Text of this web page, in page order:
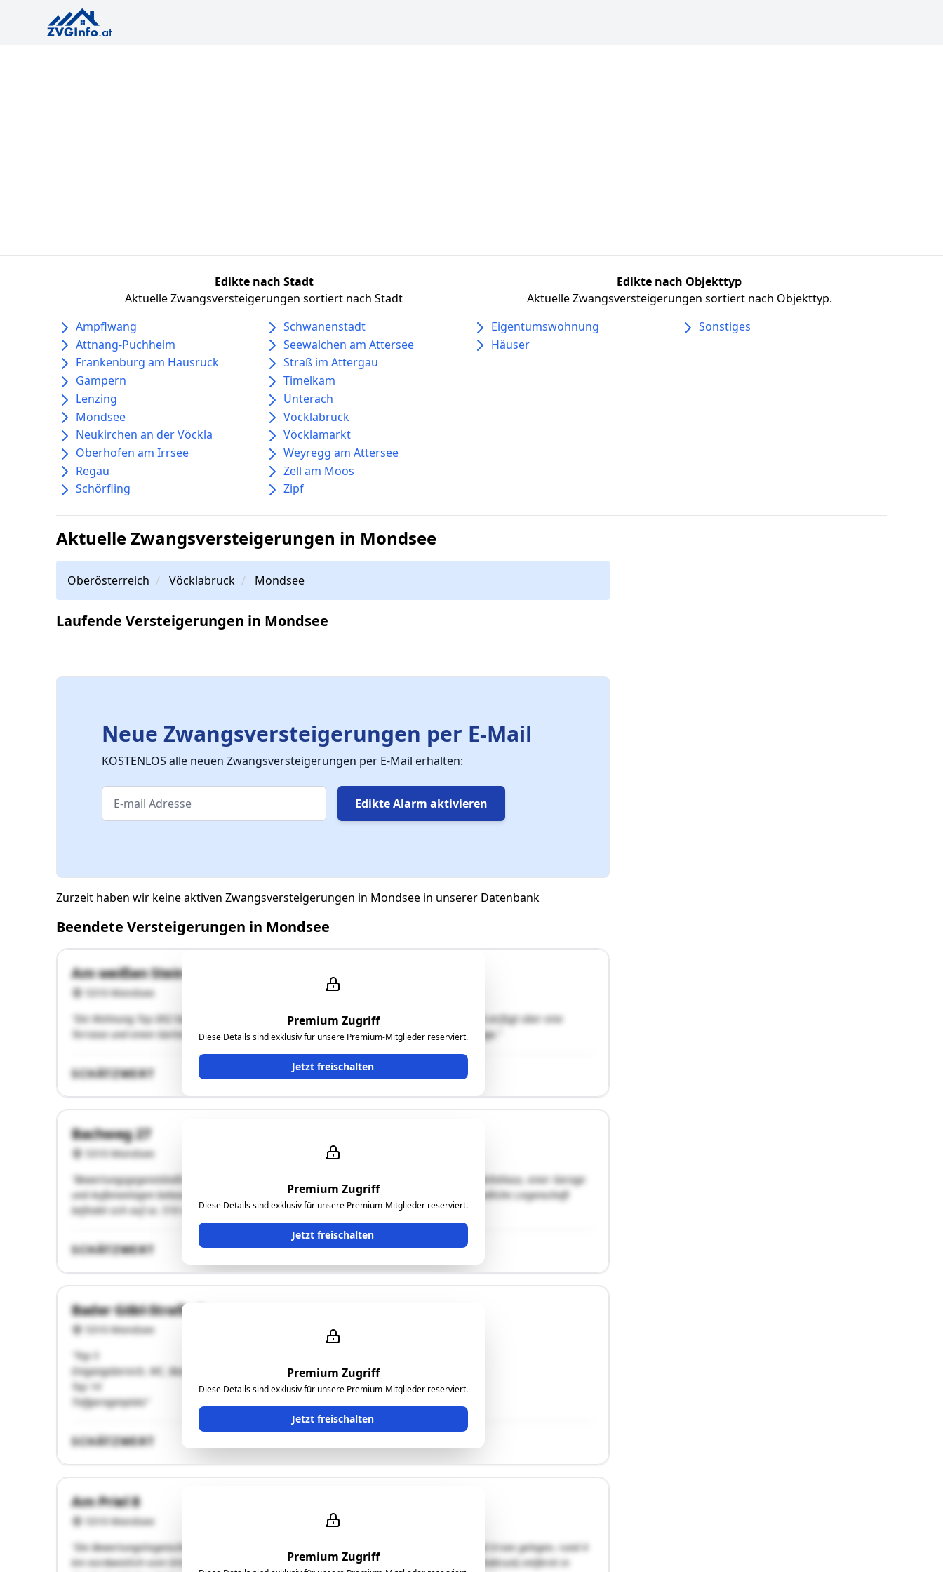
Edikte nach Stadt
Aktuelle Zwangsversteigerungen sortiert nach Stadt
Ampflwang
Attnang-Puchheim
Frankenburg am Hausruck
Gampern
Lenzing
Mondsee
Neukirchen an der Vöckla
Oberhofen am Irrsee
Regau
Schörfling
Schwanenstadt
Seewalchen am Attersee
Straß im Attergau
Timelkam
Unterach
Vöcklabruck
Vöcklamarkt
Weyregg am Attersee
Zell am Moos
Zipf
Edikte nach Objekttyp
Aktuelle Zwangsversteigerungen sortiert nach Objekttyp.
Eigentumswohnung
Häuser
Sonstiges
Aktuelle Zwangsversteigerungen in Mondsee
Oberösterreich Vöcklabruck Mondsee
Laufende Versteigerungen in Mondsee
Neue Zwangsversteigerungen per E-Mail
KOSTENLOS alle neuen Zwangsversteigerungen per E-Mail erhalten:
Edikte Alarm aktivieren
Zurzeit haben wir keine aktiven Zwangsversteigerungen in Mondsee in unserer Datenbank
Beendete Versteigerungen in Mondsee
Premium Zugriff
Diese Details sind exklusiv für unsere Premium-Mitglieder reserviert.
Jetzt freischalten
Am weißen Stein 21/Top 2
5310 Mondsee
"Die Wohnung Top D02 befindet sich im nordwestlichen der vier Wohngebäude ebenerdig und verfügt über eine
Terrasse und einen Gartenanteil. Die Stellplätze TG 67 und TG 72 befinden sich in der Tiefgarage."
SCHÄTZWERT
Premium Zugriff
Diese Details sind exklusiv für unsere Premium-Mitglieder reserviert.
Jetzt freischalten
Bachweg 27
5310 Mondsee
"Bewertungsgegenständlich handelt sich um das Grundstück Nr. 1084/7, welches mit einem Wohnhaus, einer Garage
und Außenanlagen bebaut ist. Die Adresse lautet Bachweg 27 in 5310 Mondsee.Die gegenständliche Liegenschaft
befindet sich auf ca. 510 m Seehöhe. Das Grundstück Nr. 1084/7 ist …"
SCHÄTZWERT
Premium Zugriff
Diese Details sind exklusiv für unsere Premium-Mitglieder reserviert.
Jetzt freischalten
Bader Göbl-Straße 1
5310 Mondsee
"Top 5
Eingangsbereich, WC, Bad, 2 Schlafzimmer, Wohn/Koch/Essbereich, 2 Balkone, Kellerabteil
Top 14
Tiefgaragenplatz"
SCHÄTZWERT
Premium Zugriff
Am Priel 8
5310 Mondsee
"Die Bewertungsliegenschaft befindet sich im Bereich der Haidermühle, zwischen Mondsee und Irrsee gelegen, rund 4
km nordwestlich vom Ortszentrum von Mondsee (politische Gemeinde Tiefgraben, Bezirk Vöcklabruck) entfernt in